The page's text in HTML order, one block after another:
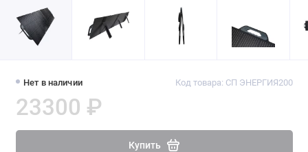
Нет в наличии Код товара: СП ЭНЕРГИЯ200
23300 ₽
Купить